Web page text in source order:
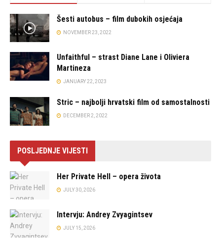
Šesti autobus – film dubokih osjećaja
NOVEMBER 23, 2022
Unfaithful – strast Diane Lane i Oliviera
Martineza
JANUARY 22, 2023
Stric – najbolji hrvatski film od samostalnosti
DECEMBER 2, 2022
POSLJEDNJE VIJESTI
Her Private Hell – opera života
JULY 30, 2026
Intervju: Andrey Zvyagintsev
JULY 15, 2026